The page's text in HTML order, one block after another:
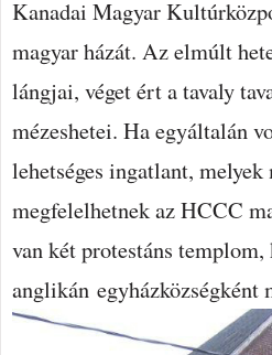
Kanadai Magyar
magyar házát. Az elmúlt
lángjai, véget ért a tavaly
mézeshetei. Ha egyáltalán
lehetséges ingatlant,
megfelelhetnek az HCCC
van két protestáns
anglikán egyházközségként